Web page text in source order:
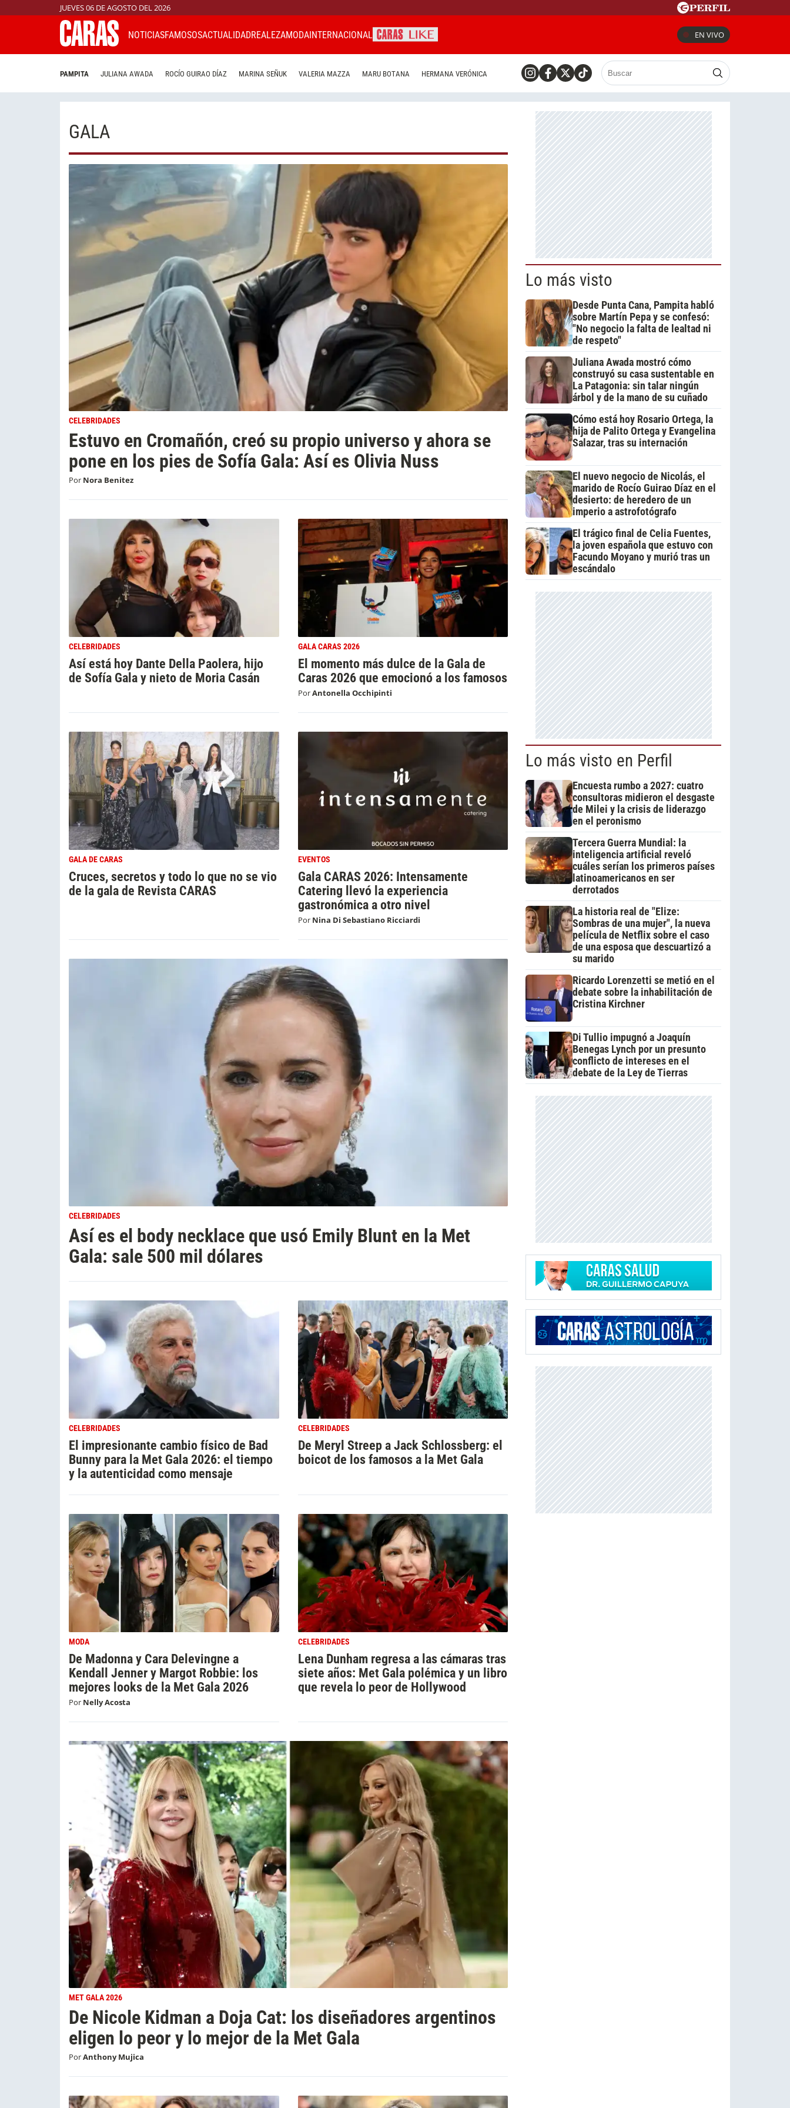
JUEVES 06 DE AGOSTO DEL 2026
NOTICIASFAMOSOSACTUALIDADREALEZAMODAINTERNACIONAL EN VIVO
PAMPITA JULIANA AWADA ROCÍO GUIRAO DÍAZ MARINA SEÑUK VALERIA MAZZA MARU BOTANA HERMANA VERÓNICA
GALA
CELEBRIDADES
Estuvo en Cromañón, creó su propio universo y ahora se
pone en los pies de Sofía Gala: Así es Olivia Nuss
Por Nora Benitez
CELEBRIDADES
Así está hoy Dante Della Paolera, hijo
de Sofía Gala y nieto de Moria Casán
GALA CARAS 2026
El momento más dulce de la Gala de
Caras 2026 que emocionó a los famosos
PorAntonella Occhipinti
GALA DE CARAS
Cruces, secretos y todo lo que no se vio
de la gala de Revista CARAS
EVENTOS
Gala CARAS 2026: Intensamente
Catering llevó la experiencia
gastronómica a otro nivel
Por Nina Di Sebastiano Ricciardi
CELEBRIDADES
Así es el body necklace que usó Emily Blunt en la Met
Gala: sale 500 mil dólares
CELEBRIDADES
El impresionante cambio físico de Bad
Bunny para la Met Gala 2026: el tiempo
y la autenticidad como mensaje
CELEBRIDADES
De Meryl Streep a Jack Schlossberg: el
boicot de los famosos a la Met Gala
MODA
De Madonna y Cara Delevingne a
Kendall Jenner y Margot Robbie: los
mejores looks de la Met Gala 2026
Por Nelly Acosta
CELEBRIDADES
Lena Dunham regresa a las cámaras tras
siete años: Met Gala polémica y un libro
que revela lo peor de Hollywood
MET GALA 2026
De Nicole Kidman a Doja Cat: los diseñadores argentinos
eligen lo peor y lo mejor de la Met Gala
PorAnthony Mujica
Lo más visto
Desde Punta Cana, Pampita habló
sobre Martín Pepa y se confesó:
"No negocio la falta de lealtad ni
de respeto"
Juliana Awada mostró cómo
construyó su casa sustentable en
La Patagonia: sin talar ningún
árbol y de la mano de su cuñado
Cómo está hoy Rosario Ortega, la
hija de Palito Ortega y Evangelina
Salazar, tras su internación
El nuevo negocio de Nicolás, el
marido de Rocío Guirao Díaz en el
desierto: de heredero de un
imperio a astrofotógrafo
El trágico final de Celia Fuentes,
la joven española que estuvo con
Facundo Moyano y murió tras un
escándalo
Lo más visto en Perfil
Encuesta rumbo a 2027: cuatro
consultoras midieron el desgaste
de Milei y la crisis de liderazgo
en el peronismo
Tercera Guerra Mundial: la
inteligencia artificial reveló
cuáles serían los primeros países
latinoamericanos en ser
derrotados
La historia real de "Elize:
Sombras de una mujer", la nueva
película de Netflix sobre el caso
de una esposa que descuartizó a
su marido
Ricardo Lorenzetti se metió en el
debate sobre la inhabilitación de
Cristina Kirchner
Di Tullio impugnó a Joaquín
Benegas Lynch por un presunto
conflicto de intereses en el
debate de la Ley de Tierras